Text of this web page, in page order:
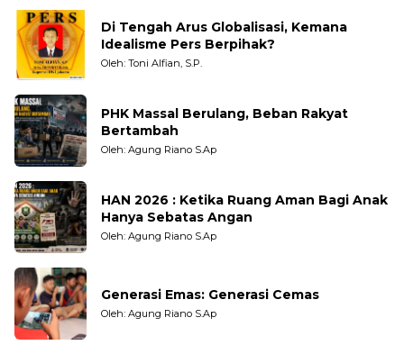
Di Tengah Arus Globalisasi, Kemana
Idealisme Pers Berpihak?
Oleh: Toni Alfian, S.P.
PHK Massal Berulang, Beban Rakyat
Bertambah
Oleh: Agung Riano S.Ap
HAN 2026 : Ketika Ruang Aman Bagi Anak
Hanya Sebatas Angan
Oleh: Agung Riano S.Ap
Generasi Emas: Generasi Cemas
Oleh: Agung Riano S.Ap